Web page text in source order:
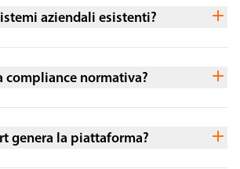
aziendali esistenti?
compliance normativa?
genera la piattaforma?